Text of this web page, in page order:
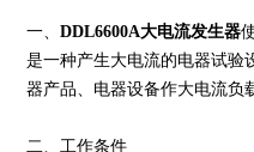
一、 DDL6600A大电流发生器
是一种产生大电流的电器试验
器产品、电器设备作大电流负
二、工作条件